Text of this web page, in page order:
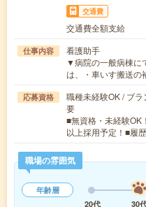
交通費
交通費全額支給
仕事内容
看護助手
▼病院の一般病棟に
は、・車いす搬送
応募資格
職種未経験OK / ブ
要
■無資格・未経験OK
以上採用予定！■履
職場の雰囲気
年齢層
20代
30